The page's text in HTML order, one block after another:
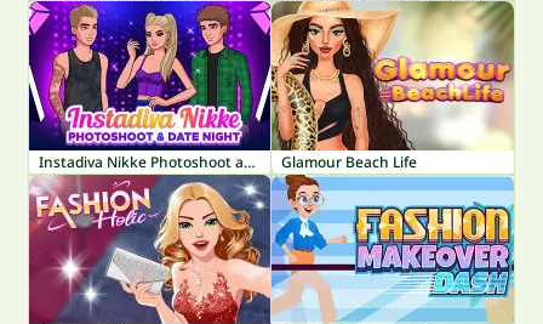
Instadiva Nikke Photoshoot and Date Night Glamour Beach Life